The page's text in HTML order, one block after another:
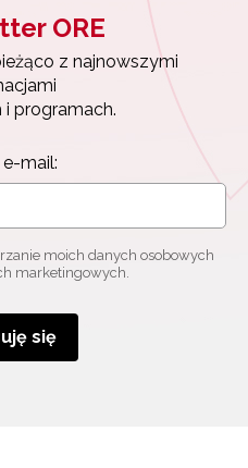
ORE
z najnowszymi
i programach.
mail:
moich danych osobowych
marketingowych.
się